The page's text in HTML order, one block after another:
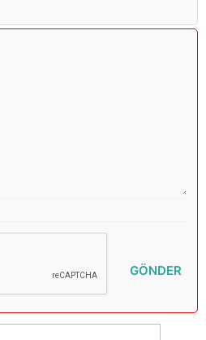
GÖNDER